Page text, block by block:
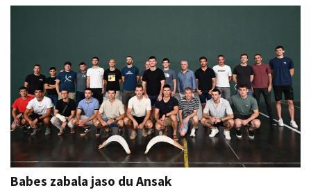
Babes zabala jaso du Ansak